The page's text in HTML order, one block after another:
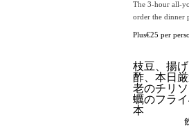
The 3-hour all-
order the dinner
Plus€25 per
枝豆、揚
酢、本日
老のチリ
蠣のフラ
本